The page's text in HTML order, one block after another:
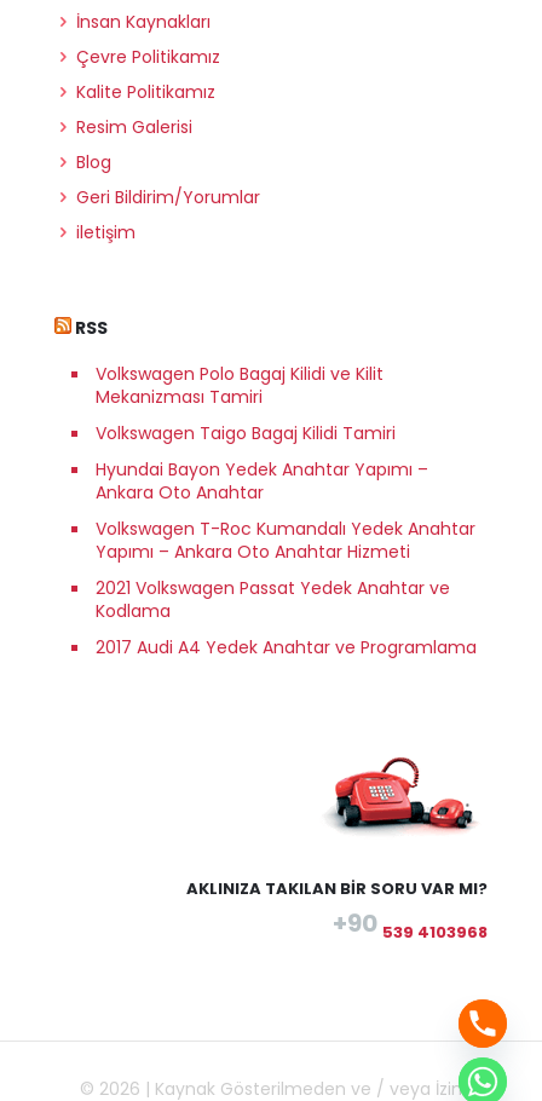
İnsan Kaynakları
Çevre Politikamız
Kalite Politikamız
Resim Galerisi
Blog
Geri Bildirim/Yorumlar
iletişim
RSS
Volkswagen Polo Bagaj Kilidi ve Kilit
Mekanizması Tamiri
Volkswagen Taigo Bagaj Kilidi Tamiri
Hyundai Bayon Yedek Anahtar Yapımı –
Ankara Oto Anahtar
Volkswagen T-Roc Kumandalı Yedek Anahtar
Yapımı – Ankara Oto Anahtar Hizmeti
2021 Volkswagen Passat Yedek Anahtar ve
Kodlama
2017 Audi A4 Yedek Anahtar ve Programlama
AKLINIZA TAKILAN BİR SORU VAR MI?
+90 539 4103968
© 2026 | Kaynak Gösterilmeden ve / veya İzin